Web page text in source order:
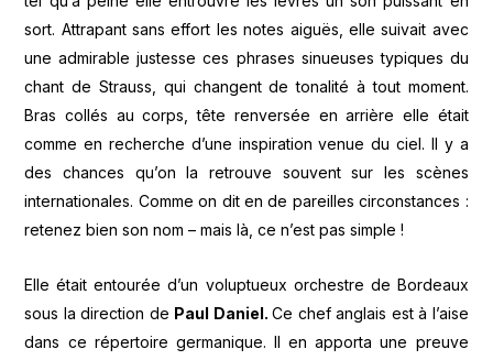
sort. Attrapant sans effort les notes aiguës, elle suivait avec
une admirable justesse ces phrases sinueuses typiques du
chant de Strauss, qui changent de tonalité à tout moment.
Bras collés au corps, tête renversée en arrière elle était
comme en recherche d’une inspiration venue du ciel. Il y a
des chances qu’on la retrouve souvent sur les scènes
internationales. Comme on dit en de pareilles circonstances :
retenez bien son nom – mais là, ce n’est pas simple !
Elle était entourée d’un voluptueux orchestre de Bordeaux
sous la direction de Paul Daniel.Ce chef anglais est à l’aise
dans ce répertoire germanique. Il en apporta une preuve